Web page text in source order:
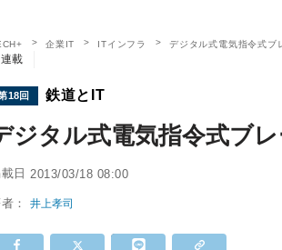
企業IT ITインフラ デジタル式電気指令式ブ
連載
18回 鉄道とIT
ジタル式電気指令式ブ
日 2013/03/18 08:00
者：井上孝司